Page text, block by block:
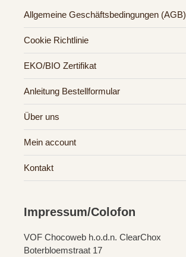
Allgemeine Geschäftsbedingungen (AGB)
Cookie Richtlinie
EKO/BIO Zertifikat
Anleitung Bestellformular
Über uns
Mein account
Kontakt
Impressum/Colofon
VOF Chocoweb h.o.d.n. ClearChox
Boterbloemstraat 17